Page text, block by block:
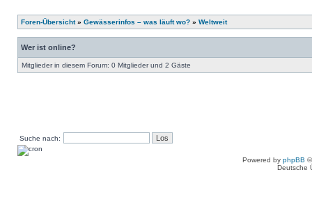
Foren-Übersicht» Gewässerinfos – was läuft wo? » Weltweit
Wer ist online?
Mitglieder in diesem Forum: 0 Mitglieder und 2 Gäste
Suche nach:
Powered by phpBB
Deutsche